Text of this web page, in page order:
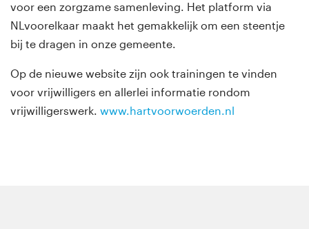
voor een zorgzame samenleving. Het platform via
NLvoorelkaar maakt het gemakkelijk om een steentje
bij te dragen in onze gemeente.
Op de nieuwe website zijn ook trainingen te vinden
voor vrijwilligers en allerlei informatie rondom
vrijwilligerswerk. www.hartvoorwoerden.nl